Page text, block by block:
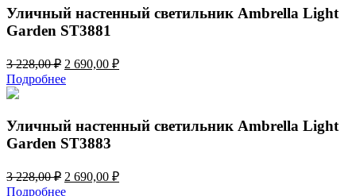
316,00 ₽.
Уличный настенный светильник Ambrella Light
Garden ST3881
3 228,00₽ Первоначальная
цена
составляла
228,00 ₽.
2 690,00 ₽Текущая
Подробнее
Уличный настенный светильник Ambrella Light
Garden ST3883
3 228,00₽ Первоначальная
цена
2 690,00 ₽Текущая
Подробнее